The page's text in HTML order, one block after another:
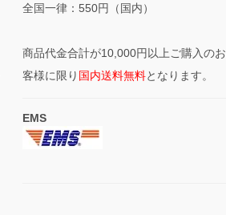
全国一律：550円（国内）
商品代金合計が10,000円以上ご購入のお
客様に限り 国内送料無料となります。
EMS